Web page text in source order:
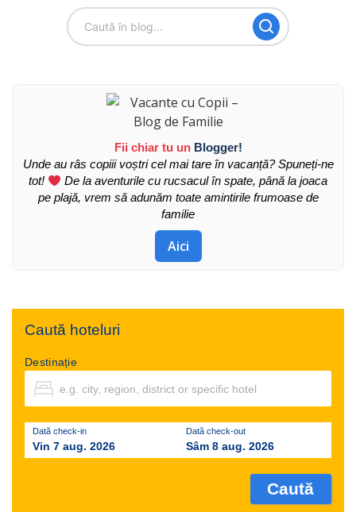
Fii chiar tu un Blogger!
Unde au râs copiii voștri cel mai tare în vacanță? Spuneți-ne
tot!
De la aventurile cu rucsacul în spate, până la joaca
pe plajă, vrem să adunăm toate amintirile frumoase de
familie
Aici
Caută hoteluri
Destinație
Dată check-in
Vin 7 aug. 2026
Dată check-out
Sâm 8 aug. 2026